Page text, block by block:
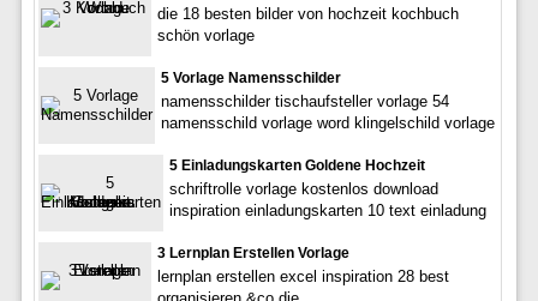
die 18 besten bilder von hochzeit kochbuch
schön vorlage
5 Vorlage Namensschilder
namensschilder tischaufsteller vorlage 54
namensschild vorlage word klingelschild vorlage
5 Einladungskarten Goldene Hochzeit
schriftrolle vorlage kostenlos download
inspiration einladungskarten 10 text einladung
3 Lernplan Erstellen Vorlage
lernplan erstellen excel inspiration 28 best